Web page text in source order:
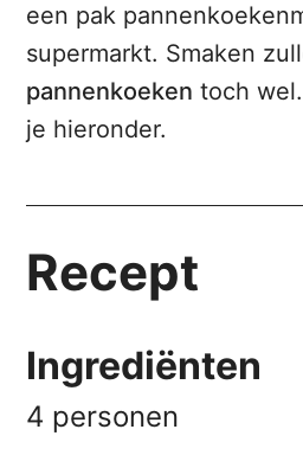
een pak
supermarkt. Smaken
pannenkoeken toch
je hieronder.
Recept
Ingrediënten
4 personen